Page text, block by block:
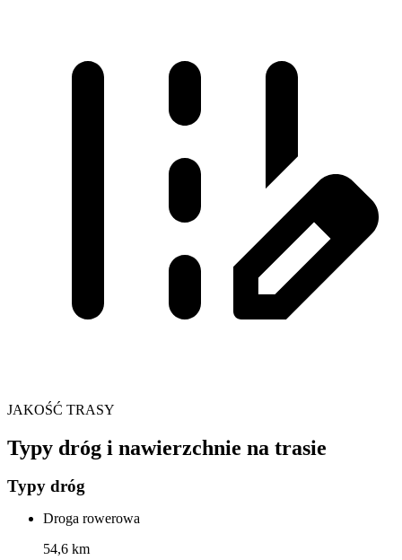
JAKOŚĆ TRASY
Typy dróg i nawierzchnie na trasie
Typy dróg
Droga rowerowa
54,6 km